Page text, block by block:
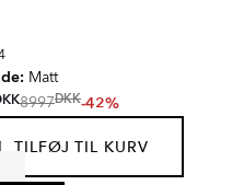
Matt
8997DKK-42%
TILFØJ TIL KURV